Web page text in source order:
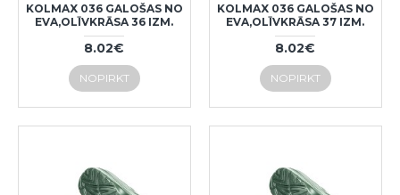
KOLMAX 036 GALOŠAS NO
EVA,OLĪVKRĀSA 36 IZM.
8.02€
NOPIRKT
KOLMAX 036 GALOŠAS NO
EVA,OLĪVKRĀSA 37 IZM.
8.02€
NOPIRKT